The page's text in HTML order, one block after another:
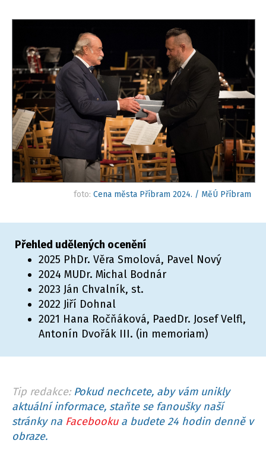
foto: Cena města Příbram 2024. / MěÚ Příbram
Přehled udělených ocenění
2025 PhDr. Věra Smolová, Pavel Nový
2024 MUDr. Michal Bodnár
2023 Ján Chvalník, st.
2022 Jiří Dohnal
2021 Hana Ročňáková, PaedDr. Josef Velfl,
Antonín Dvořák III. (in memoriam)
Tip redakce: Pokud nechcete, aby vám unikly
aktuální informace, staňte se fanoušky naší
stránky na Facebookua budete 24 hodin denně v
obraze.